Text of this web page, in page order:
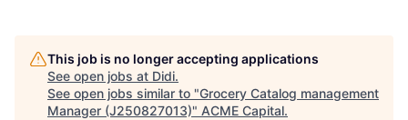
This job is no longer accepting applications
See open jobs at Didi.
See open jobs similar to "Grocery Catalog management
Manager (J250827013)" ACME Capital.